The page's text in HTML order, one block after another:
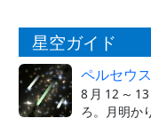
星空ガイド
ペルセウ
8月12～
ろ。月明か